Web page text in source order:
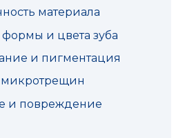
материала
и цвета зуба
и пигментация
и повреждение